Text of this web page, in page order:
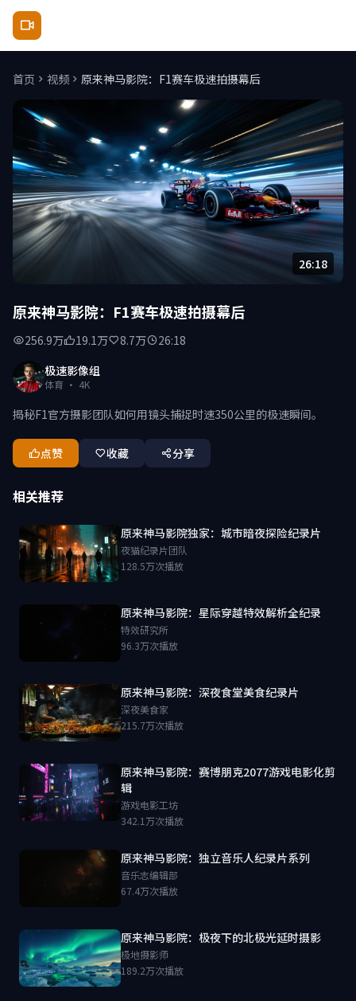
首页 视频 原来神马影院：F1赛车极速拍摄幕后
26:18
原来神马影院：F1赛车极速拍摄幕后
256.9万 19.1万 8.7万
26:18
极速影像组
体育 · 4K
揭秘F1官方摄影团队如何用镜头捕捉时速350公里的极速瞬间。
点赞 收藏 分享
相关推荐
原来神马影院独家：城市暗夜探险纪录片
夜猫纪录片团队
128.5万次播放
原来神马影院：星际穿越特效解析全纪录
特效研究所
96.3万次播放
原来神马影院：深夜食堂美食纪录片
深夜美食家
215.7万次播放
原来神马影院：赛博朋克2077游戏电影化剪
辑
游戏电影工坊
342.1万次播放
原来神马影院：独立音乐人纪录片系列
音乐志编辑部
67.4万次播放
原来神马影院：极夜下的北极光延时摄影
极地摄影师
189.2万次播放